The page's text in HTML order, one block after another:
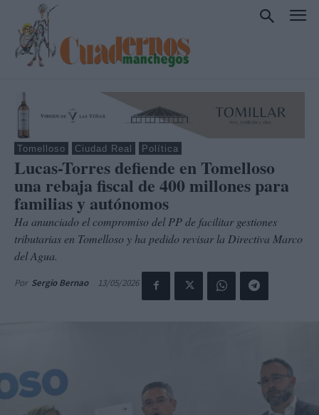
Tomelloso Ciudad Real Política
Lucas-Torres defiende en Tomelloso
una rebaja fiscal de 400 millones para
familias y autónomos
Ha anunciado el compromiso del PP de facilitar gestiones
tributarias en Tomelloso y ha pedido revisar la Directiva Marco
del Agua.
Por Sergio Bernao 13/05/2026